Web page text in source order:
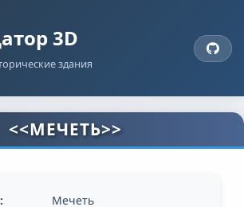
3D
здания
<<МЕЧЕТЬ>>
Мечеть